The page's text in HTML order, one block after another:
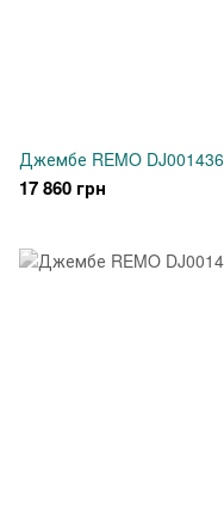
Джембе REMO DJ001436
17 860 грн